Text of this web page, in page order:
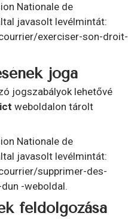
Nationale de
javasolt levélmintát:
exerciser-son-droit-
joga
jogszabályok lehetővé
weboldalon tárolt
Nationale de
javasolt levélmintát:
supprimer-des-
-weboldal.
feldolgozása